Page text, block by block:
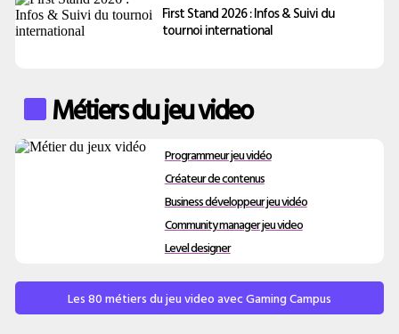
First Stand 2026 : Infos & Suivi du
tournoi international
Métiers du jeu video
Programmeur jeu vidéo
Créateur de contenus
Business développeur jeu vidéo
Community manager jeu video
Level designer
Les 80 métiers du jeu video avec Gaming Campus